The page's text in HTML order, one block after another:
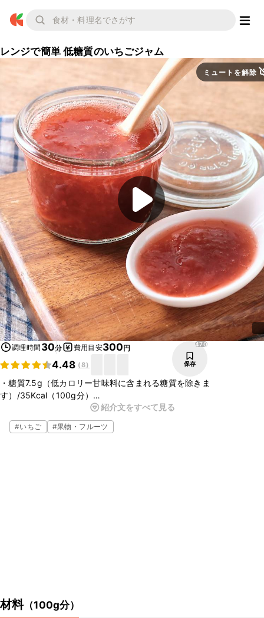
レンジで簡単 低糖質のいちごジャム
ミュートを解除
調理時間 30分 費用目安300円
4.48 (8)
470
保存
・糖質7.5g（低カロリー甘味料に含まれる糖質を除きま
す）/35Kcal（100g分）
低糖質のいちごジャムのレシピです。市販のジャムよりはゆるい仕上
がりになりますが、レンジでお手軽に作れますよ。
※この糖質量・カロリーは調理法等を考慮した栄養計算を行っている
紹介文をすべて見る
#いちご #果物・フルーツ
材料（100g分）